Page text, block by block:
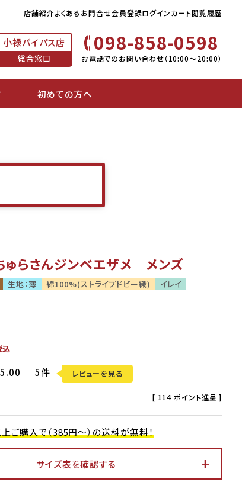
店舗紹介よくあるお問合せ会員登録ログインカート閲覧履歴
小禄バイパス店
総合窓口
098-858-0598
お電話でのお問い合わせ（10:00～20:00）
初めての方へ
らさんジンベエザメ メンズ
生地：薄 綿100%(ストライプドビー織)
イレイ
込
5.00 5件 レビューを見る
[ 114 ポイント進呈 ]
ご購入で（385円～）の送料が無料！
サイズ表を確認する